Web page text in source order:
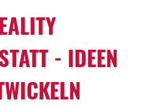
- IDEEN